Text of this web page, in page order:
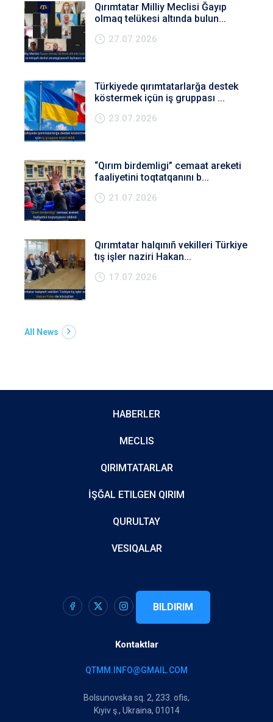
Qırımtatar Milliy Meclisi Ğayıp
olmaq telükesi altında bulun...
27.07.2026
Türkiyede qırımtatarlarğa destek
köstermek içün iş gruppası ...
23.07.2026
“Qırım birdemligi” cemaat areketi
faaliyetini toqtatqanını b...
21.07.2026
Qırımtatar halqınıñ vekilleri Türkiye
tış işler naziri Hakan...
17.07.2026
All News
HABERLER
MECLIS
QIRIMTATARLAR
İŞĞAL ETILGEN QIRIM
QURULTAY
VESIQALAR
BILDIRIM
Kontaktlar
QTMM.INFO@GMAIL.COM
Bolsunovska sq. 2, 233. ofis,
Kıyiv ş., Ukraina, 01014